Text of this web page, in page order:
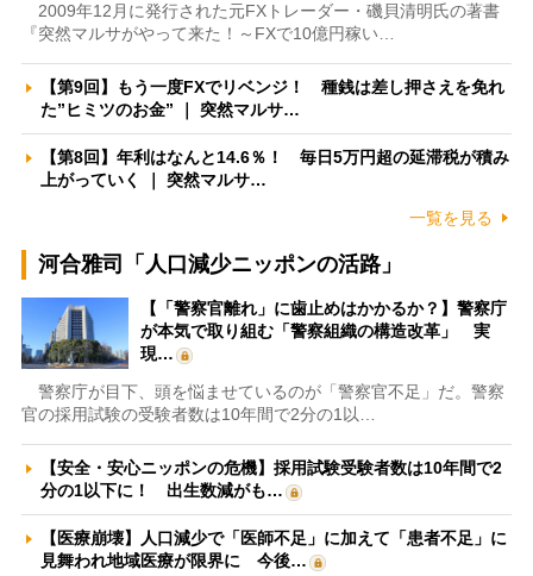
2009年12月に発行された元FXトレーダー・磯貝清明氏の著書
『突然マルサがやって来た！～FXで10億円稼い…
【第9回】もう一度FXでリベンジ！ 種銭は差し押さえを免れ
た”ヒミツのお金” ｜ 突然マルサ…
【第8回】年利はなんと14.6％！ 毎日5万円超の延滞税が積み
上がっていく ｜ 突然マルサ…
一覧を見る
河合雅司「人口減少ニッポンの活路」
【「警察官離れ」に歯止めはかかるか？】警察庁
が本気で取り組む「警察組織の構造改革」 実
現…
警察庁が目下、頭を悩ませているのが「警察官不足」だ。警察
官の採用試験の受験者数は10年間で2分の1以…
【安全・安心ニッポンの危機】採用試験受験者数は10年間で2
分の1以下に！ 出生数減がも…
【医療崩壊】人口減少で「医師不足」に加えて「患者不足」に
見舞われ地域医療が限界に 今後…